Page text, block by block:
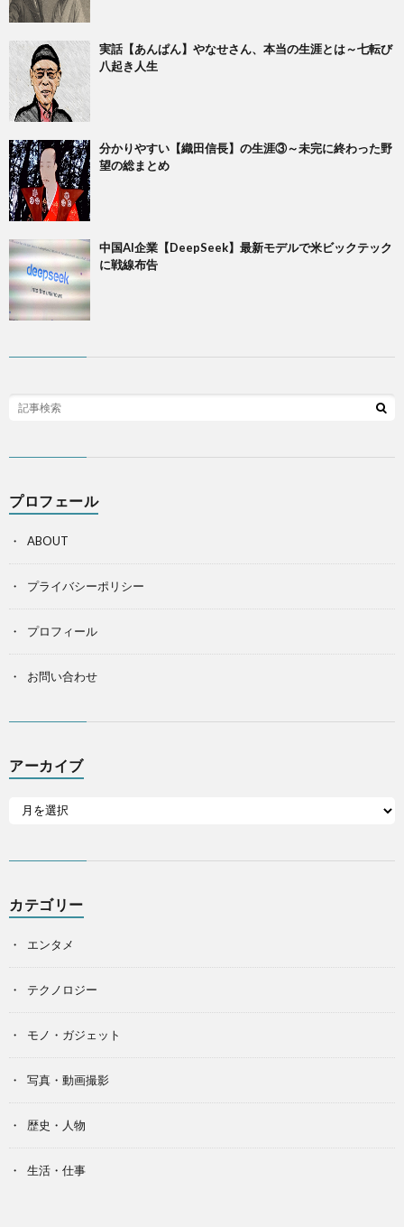
実話【あんぱん】やなせさん、本当の生涯とは～七転び
八起き人生
​分かりやすい【織田信長】の生涯③～未完に終わった野
望の総まとめ
中国AI企業【DeepSeek】最新モデルで米ビックテック
に戦線布告
プロフェール
ABOUT
プライバシーポリシー
プロフィール
お問い合わせ
アーカイブ
カテゴリー
エンタメ
テクノロジー
モノ・ガジェット
写真・動画撮影
歴史・人物
生活・仕事